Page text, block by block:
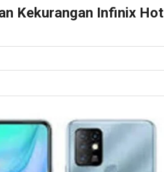
Kekurangan Infinix Hot